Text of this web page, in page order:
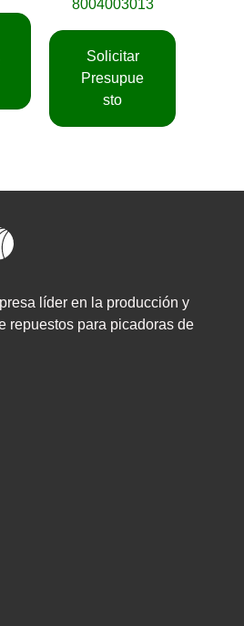
8004003013
Solicitar
Presupue
sto
líder en la producción y
repuestos para picadoras de